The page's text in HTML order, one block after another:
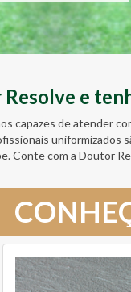
e
capazes de atender
Conte com a Doutor